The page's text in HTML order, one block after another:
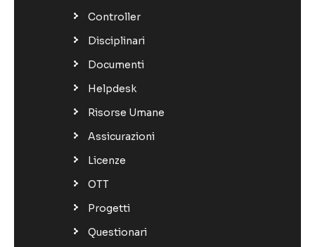
Controller
Disciplinari
Documenti
Helpdesk
Risorse Umane
Assicurazioni
Licenze
OTT
Progetti
Questionari